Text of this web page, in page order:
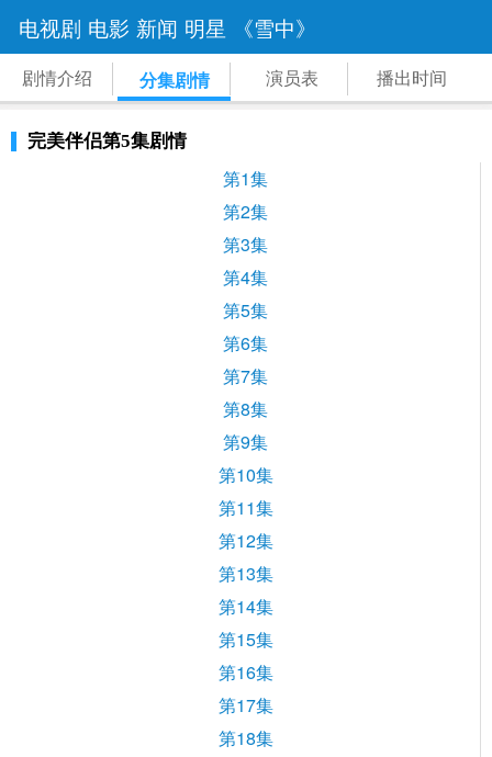
电视剧 电影 新闻 明星 《雪中》
剧情介绍 分集剧情 演员表 播出时间
完美伴侣第5集剧情
第1集
第2集
第3集
第4集
第5集
第6集
第7集
第8集
第9集
第10集
第11集
第12集
第13集
第14集
第15集
第16集
第17集
第18集